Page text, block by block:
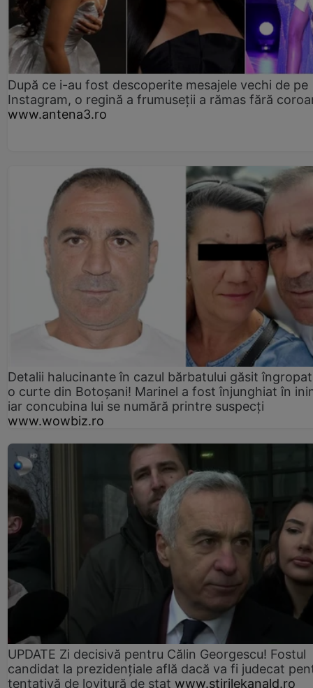
După ce i-au fost descoperite mesajele vechi de pe
Instagram, o regină a frumuseții a rămas fără
www.antena3.ro
Detalii halucinante în cazul bărbatului găsit
o curte din Botoșani! Marinel a fost înjunghiat în
iar concubina lui se numără printre suspecți
www.wowbiz.ro
UPDATE Zi decisivă pentru Călin Georgescu! Fostul
candidat la prezidențiale află dacă va fi judecat
tentativă de lovitură de stat www.stirilekanald.ro